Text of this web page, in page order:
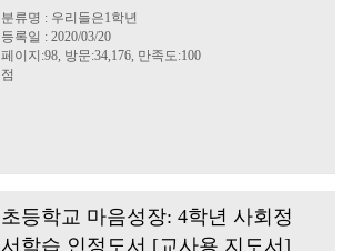
분류명 : 우리들은1학년
등록일 : 2020/03/20
페이지:98, 방문:34,176, 만족도:100
점
초등학교 마음성장: 4학년 사회정
서학습 인정도서 [교사용 지도서]